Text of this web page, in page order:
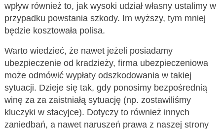
wpływ również to, jak wysoki udział własny ustalimy w
przypadku powstania szkody. Im wyższy, tym mniej
będzie kosztowała polisa.
Warto wiedzieć, że nawet jeżeli posiadamy
ubezpieczenie od kradzieży, firma ubezpieczeniowa
może odmówić wypłaty odszkodowania w takiej
sytuacji. Dzieje się tak, gdy ponosimy bezpośrednią
winę za za zaistniałą sytuację (np. zostawiliśmy
kluczyki w stacyjce). Dotyczy to również innych
zaniedbań, a nawet naruszeń prawa z naszej strony